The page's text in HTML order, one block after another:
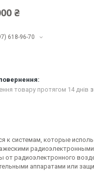
₴
618-96-70
товару протягом 14 днів
к системам, которые
от радиоэлектронного
аппаратами или